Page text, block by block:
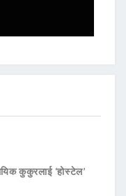
कुकुरलाई ‘होस्टेल’